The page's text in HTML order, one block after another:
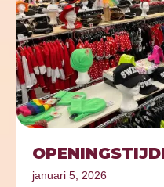
januari 5, 2026